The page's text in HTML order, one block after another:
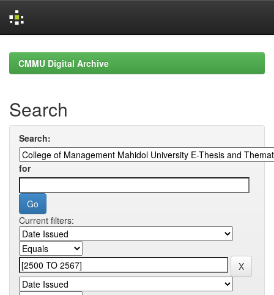
navigationCMMU Digital Archive
Search
Search:
for
Current filters: